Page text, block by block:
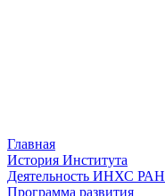
Главная
История Института
Деятельность ИНХС РАН
Программа развития